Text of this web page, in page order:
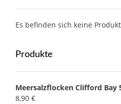
Es befinden sich keine
Produkte
Meersalzflocken Clifford Bay
8,90 €